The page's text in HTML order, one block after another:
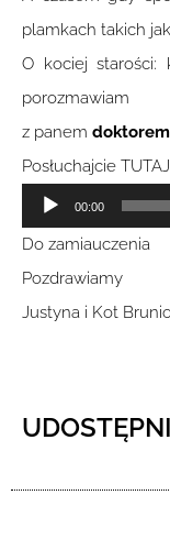
plamkach takich
O kociej
porozmawiam
z panem
Posłuchajcie
Odtwarzacz
plików
dźwiękowych
00:00
Do zamiauczenia
Pozdrawiamy
Justyna i Kot